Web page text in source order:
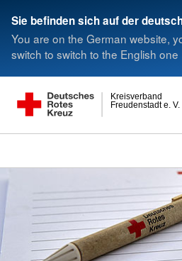
Sie befinden sich auf der
You are on the German website,
switch to switch to the English one
Freudenstadt e. V.
Kreisverband